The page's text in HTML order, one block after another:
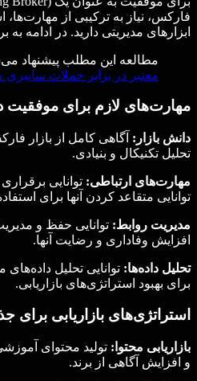
فارکس، نیاز به ترکیبی از مهارت‌ها،
ابزارهای مدیریتی دارید. در ادامه
مطالعه این مطلب پیشنهاد
معتبر در برابر حملات
مهارت‌های لازم برای موفقیت
دانش بازار: آگاهی کامل از بازار
تحلیل تکنیکال و بنیادی.
مهارت‌های ارتباطی: توانایی
توانایی متقاعد کردن آنها برای
مدیریت روابط: توانایی حفظ و
افزایش وفاداری و رضایت آنها.
تحلیل داده‌ها: توانایی تحلیل داده‌های
برای بهبود استراتژی‌های بازاریابی.
استراتژی‌های بازاریابی برای
بازاریابی محتوا: تولید محتوای
و افزایش آگاهی از برند.